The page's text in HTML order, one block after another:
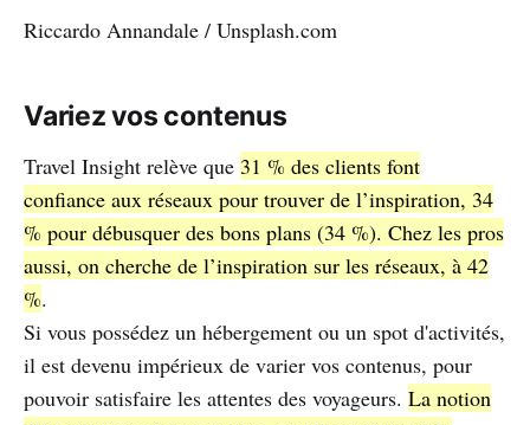
Riccardo Annandale / Unsplash.com
Variez vos contenus
Travel Insight relève que 31 % des clients font
confiance aux réseaux pour trouver de l’inspiration, 34
% pour débusquer des bons plans (34 %). Chez les pros
aussi, on cherche de l’inspiration sur les réseaux, à 42
%.
Si vous possédez un hébergement ou un spot d'activités,
il est devenu impérieux de varier vos contenus, pour
pouvoir satisfaire les attentes des voyageurs. La notion